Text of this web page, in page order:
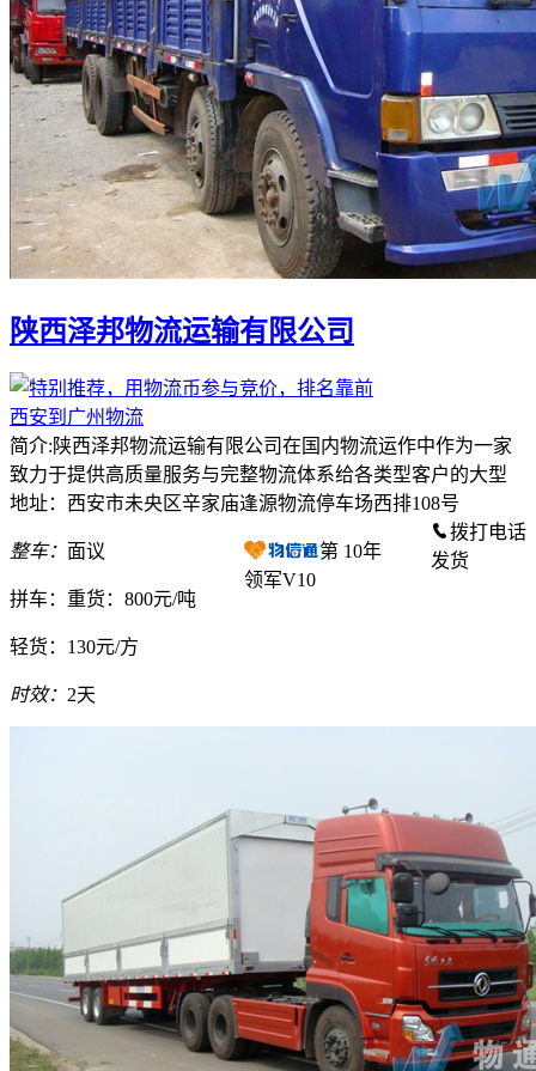
陕西泽邦物流运输有限公司
西安到广州物流
简介:陕西泽邦物流运输有限公司在国内物流运作中作为一家
致力于提供高质量服务与完整物流体系给各类型客户的大型
地址：西安市未央区辛家庙逢源物流停车场西排108号
整车： 面议
拼车： 重货：800元/吨
轻货： 130元/方
时效： 2天
第 10年
领军V10
拨打电话
发货